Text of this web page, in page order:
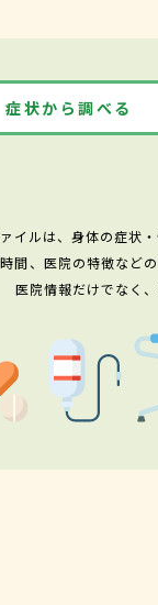
症状から調べる
イルは、身体の症状
間、医院の特徴など
医院情報だけでなく